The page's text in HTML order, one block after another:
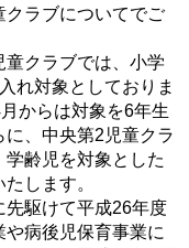
ラブについてでご
童クラブでは、小学
れ対象としておりま
からは対象を6年生
、中央第2児童クラ
齢児を対象とした
します。
駆けて平成26年度
病後児保育事業に